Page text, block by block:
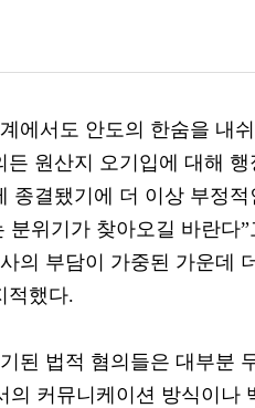
에서도 안도의 한숨을 내
든 원산지 오기입에 대해
종결됐기에 더 이상 부정
분위기가 찾아오길 바란다
의 부담이 가중된 가운데
적했다.
된 법적 혐의들은 대부분
의 커뮤니케이션 방식이나